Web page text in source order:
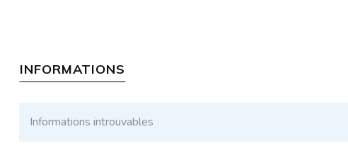
INFORMATIONS
Informations introuvables